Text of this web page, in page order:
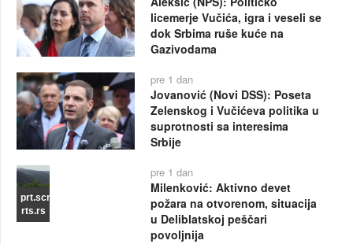
licemerje Vučića, igra i veseli se
dok Srbima ruše kuće na
Gazivodama
pre 1 dan
Jovanović (Novi DSS): Poseta
Zelenskog i Vučićeva politika u
suprotnosti sa interesima
Srbije
prt.scr
rts.rs
pre 1 dan
Milenković: Aktivno devet
požara na otvorenom, situacija
u Deliblatskoj peščari
povoljnija